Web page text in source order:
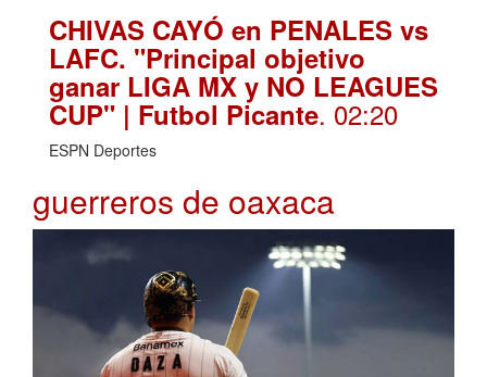
CHIVAS CAYÓ en PENALES vs
LAFC. "Principal objetivo
ganar LIGA MX y NO LEAGUES
CUP" | Futbol Picante. 02:20
ESPN Deportes
guerreros de oaxaca